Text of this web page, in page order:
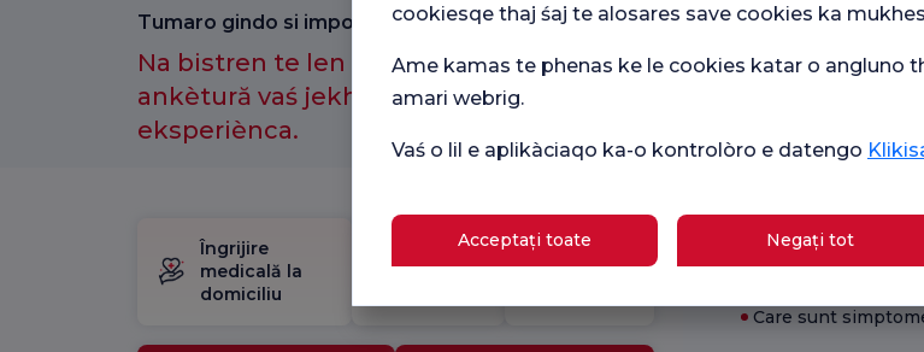
Îngrijire
medicală la
domiciliu
Pachet
de
Școală
de
Sănătate actuală
Ce este bun
Care sunt
Tumaro gindo si importantno amenge.
Na bistren te len kotor anθ-e amare
ankètură vaś jekh maj laćhi sastipasqi
eksperiènca.
Sondaj general
cookiesqe thaj śaj te alosares save cookies ka
Ame kamas te phenas ke le cookies katar o angluno
amari webrig.
Vaś o lil e aplikàciaqo ka-o kontrolòro e datengo
Acceptați toate Negați tot